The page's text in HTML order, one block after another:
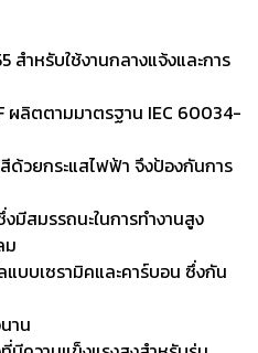
สำหรับใช้งานกลางแจ้งและการ
ผลิตตามมาตรฐาน IEC 60034-
ด้วยกระแสไฟฟ้า จึงป้องกันการ
มีสมรรถนะในการทำงานสูง
ม
บบเซรามิคและคาร์บอน ซึ่งกัน
าน